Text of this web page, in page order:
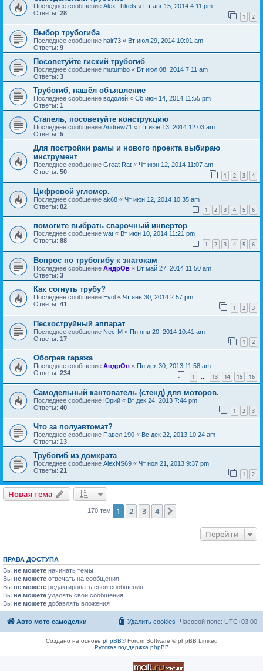
Последнее сообщение Alex_Tikels « Пт авг 15, 2014 4:11 pm
Ответы: 28 1 2
Выбор трубогиба
Последнее сообщение hair73 « Вт июл 29, 2014 10:01 am
Ответы: 9
Посоветуйте гиский трубогиб
Последнее сообщение mutumbo « Вт июл 08, 2014 7:11 am
Ответы: 3
Трубогиб, нашёл объявление
Последнее сообщение водолей « Сб июн 14, 2014 11:55 pm
Ответы: 1
Стапель, посоветуйте конструкцию
Последнее сообщение Andrew71 « Пт июн 13, 2014 12:03 am
Ответы: 5
Для постройки рамы и нового проекта выбираю
инструмент
Последнее сообщение Great Rat « Чт июн 12, 2014 11:07 am
Ответы: 50 1 2 3 4
Цифровой угломер.
Последнее сообщение ak68 « Чт июн 12, 2014 10:35 am
Ответы: 82 1 2 3 4 5 6
помогите выбрать сварочный инвертор
Последнее сообщение wat « Вт июн 10, 2014 11:21 pm
Ответы: 88 1 2 3 4 5 6
Вопрос по трубогибу к знатокам
Последнее сообщение АндрОв « Вт май 27, 2014 11:50 am
Ответы: 3
Как согнуть трубу?
Последнее сообщение Evol « Чт янв 30, 2014 2:57 pm
Ответы: 41 1 2 3
Пескоструйный аппарат
Последнее сообщение Nec-M « Пн янв 20, 2014 10:41 am
Ответы: 17 1 2
Обогрев гаража
Последнее сообщение АндрОв « Пн дек 30, 2013 11:58 am
Ответы: 234 1 … 13 14 15 16
Самодельный кантователь (стенд) для моторов.
Последнее сообщение Юрий « Вт дек 24, 2013 7:44 pm
Ответы: 40 1 2 3
Что за полуавтомат?
Последнее сообщение Павел 190 « Вс дек 22, 2013 10:24 am
Ответы: 13
Трубогиб из домкрата
Последнее сообщение AlexNS69 « Чт ноя 21, 2013 9:37 pm
Ответы: 21 1 2
Новая тема
170 тем 1 2 3 4
Перейти
ПРАВА ДОСТУПА
Вы не можете начинать темы
Вы не можете отвечать на сообщения
Вы не можете редактировать свои сообщения
Вы не можете удалять свои сообщения
Вы не можете добавлять вложения
Авто мото самоделки Часовой пояс: UTC+03:00
Удалить cookies
Создано на основе phpBB® Forum Software © phpBB Limited
Русская поддержка phpBB